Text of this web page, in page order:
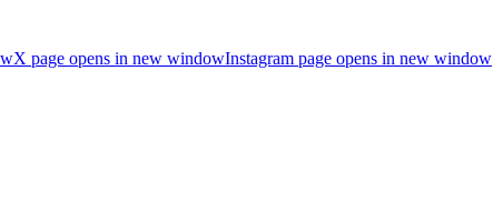
X page opens in new windowInstagram page opens in new window